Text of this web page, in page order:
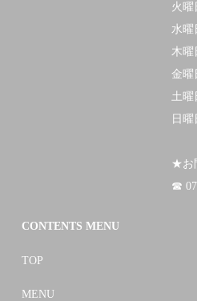
火
水曜
木曜
金曜
土
日
★お
☎
CONTENTS MENU
TOP
MENU